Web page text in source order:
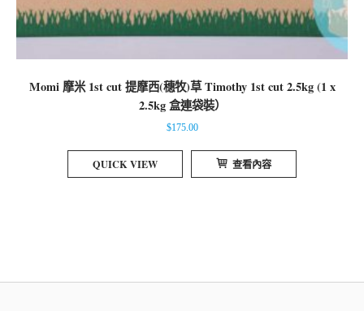
Momi 摩米 1st cut 提摩西(穗牧)草 Timothy 1st cut 2.5kg (1 x
2.5kg 盒連袋裝）
$175.00
QUICK VIEW 查看內容